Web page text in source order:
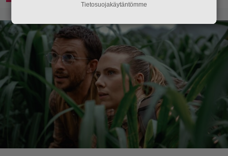
Tietosuojakäytäntömme